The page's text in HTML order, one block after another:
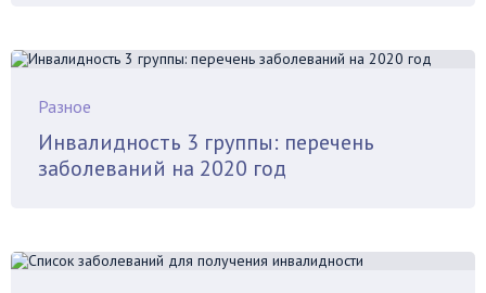
Разное
Инвалидность 3 группы: перечень
заболеваний на 2020 год